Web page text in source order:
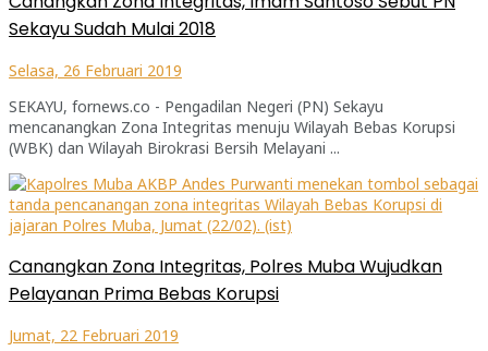
Sekayu Sudah Mulai 2018
Selasa, 26 Februari 2019
SEKAYU, fornews.co - Pengadilan Negeri (PN) Sekayu
mencanangkan Zona Integritas menuju Wilayah Bebas Korupsi
(WBK) dan Wilayah Birokrasi Bersih Melayani ...
Canangkan Zona Integritas, Polres Muba Wujudkan
Pelayanan Prima Bebas Korupsi
Jumat, 22 Februari 2019